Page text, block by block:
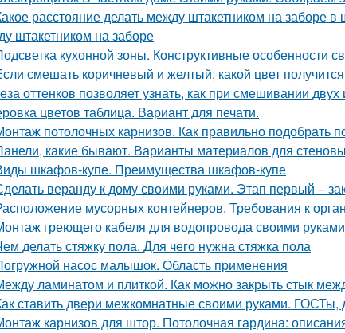
расстояние делать между штакетником на заборе
штакетником на заборе
кухонной зоны. Конструктивные особенности
смешать коричневый и желтый, какой цвет
оттенков позволяет узнать, как при смешивании
цветов таблица. Вариант для печати.
потолочных карнизов. Как правильно подобрать
какие бывают. Варианты материалов для
шкафов-купе. Преимущества шкафов-купе
веранду к дому своими руками. Этап первый –
мусорных контейнеров. Требования к
греющего кабеля для водопровода своими
делать стяжку пола. Для чего нужна стяжка пола
насос малышок. Область применения
ламинатом и плиткой. Как можно закрыть стык
ставить двери межкомнатные своими руками. ГОСТы,
карнизов для штор. Потолочная гардина: